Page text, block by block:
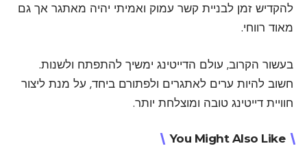
להקדיש זמן לבניית קשר עמוק ואמיתי יהיה מאתגר אך גם
מאוד רווחי.
בעשור הקרוב, עולם הדייטינג ימשיך להתפתח ולשנות.
חשוב להיות ערים לאתגרים ולפתורם ביחד, על מנת ליצור
חוויית דייטינג טובה ומוצלחת יותר.
You Might Also Like